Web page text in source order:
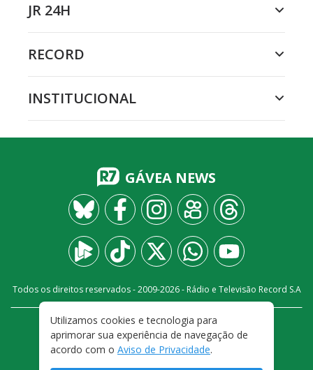
JR 24H
RECORD
INSTITUCIONAL
GÁVEA NEWS
Todos os direitos reservados - 2009-2026- Rádio e Televisão Record S.A
FALE CONOSCO
PRIVACIDADE
TERMOS E CONDIÇÕES DE USO
Utilizamos cookies e tecnologia para
aprimorar sua experiência de navegação de
acordo com o Aviso de Privacidade.